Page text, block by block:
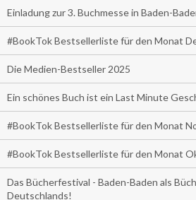
Einladung zur 3. Buchmesse in Baden-
#BookTok Bestsellerliste für den Monat
Die Medien-Bestseller 2025
Ein schönes Buch ist ein Last Minute
#BookTok Bestsellerliste für den Monat
#BookTok Bestsellerliste für den Monat
Das Bücherfestival - Baden-Baden als
Deutschlands!